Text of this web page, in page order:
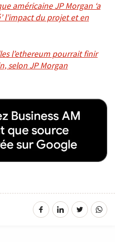
américaine JP Morgan ‘a
l’impact du projet et en
l’ethereum pourrait finir
selon JP Morgan